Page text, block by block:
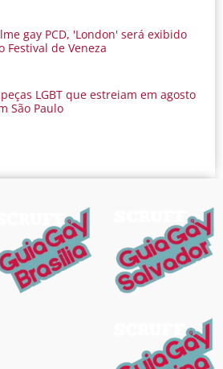
gay PCD, 'London' será exibido
Festival de Veneza
LGBT que estreiam em agosto
São Paulo